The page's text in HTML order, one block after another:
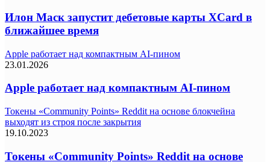
Илон Маск запустит дебетовые карты XCard в
ближайшее время
Apple работает над компактным AI-пином
23.01.2026
Apple работает над компактным AI-пином
Токены «Community Points» Reddit на основе блокчейна
выходят из строя после закрытия
19.10.2023
Токены «Community Points» Reddit на основе